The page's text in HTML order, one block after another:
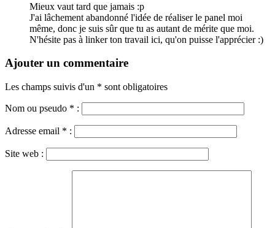
Mieux vaut tard que jamais :p
J'ai lâchement abandonné l'idée de réaliser le panel moi
même, donc je suis sûr que tu as autant de mérite que moi.
N'hésite pas à linker ton travail ici, qu'on puisse l'apprécier :)
Ajouter un commentaire
Les champs suivis d'un * sont obligatoires
Nom ou pseudo * :
Adresse email * :
Site web :